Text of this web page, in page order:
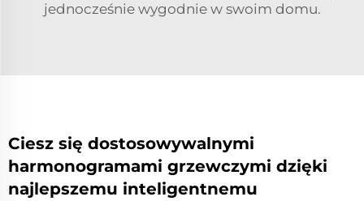
jednocześnie wygodnie w swoim domu.
Ciesz się dostosowywalnymi
harmonogramami grzewczymi dzięki
najlepszemu inteligentnemu